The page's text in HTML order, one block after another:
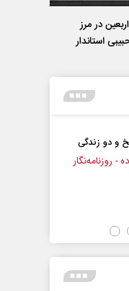
در مرز
استاندار
چرایی عقب‌نشینی ترامپ؟